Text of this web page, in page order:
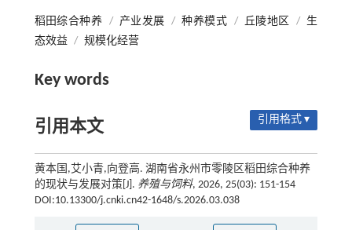
稻田综合种养 / 产业发展 / 种养模式 / 丘陵地区 / 生
态效益 / 规模化经营
Key words
引用本文 引用格式 ▾
黄本国,艾小青,向登高. 湖南省永州市零陵区稻田综合种养
的现状与发展对策[J]. 养殖与饲料, 2026, 25(03): 151-154
DOI:10.13300/j.cnki.cn42-1648/s.2026.03.038